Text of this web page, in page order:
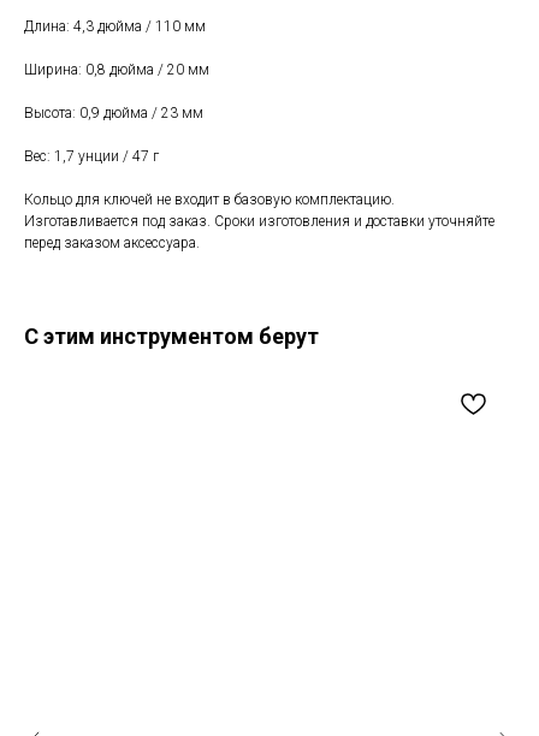
Длина: 4,3 дюйма / 110 мм
Ширина: 0,8 дюйма / 20 мм
Высота: 0,9 дюйма / 23 мм
Вес: 1,7 унции / 47 г
Кольцо для ключей не входит в базовую комплектацию.
Изготавливается под заказ. Сроки изготовления и доставки уточняйте
перед заказом аксессуара.
С этим инструментом берут